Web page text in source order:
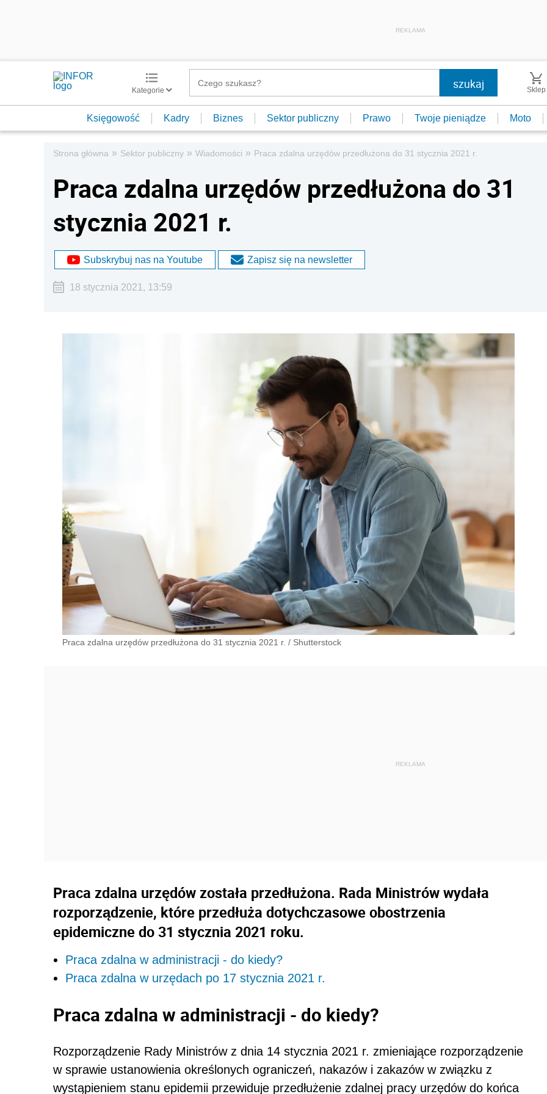
REKLAMA
Kategorie Sklep
Księgowość Kadry Biznes Sektor publiczny Prawo Twoje pieniądze Moto
Strona główna » Sektor publiczny » Wiadomości » Praca zdalna urzędów przedłużona do 31 stycznia 2021 r.
Praca zdalna urzędów przedłużona do 31
stycznia 2021 r.
Subskrybuj nas na Youtube Zapisz się na newsletter
18 stycznia 2021, 13:59
Praca zdalna urzędów przedłużona do 31 stycznia 2021 r. / Shutterstock
Praca zdalna urzędów została przedłużona. Rada Ministrów wydała
rozporządzenie, które przedłuża dotychczasowe obostrzenia
epidemiczne do 31 stycznia 2021 roku.
Praca zdalna w administracji - do kiedy?
Praca zdalna w urzędach po 17 stycznia 2021 r.
Praca zdalna w administracji - do kiedy?
Rozporządzenie Rady Ministrów z dnia 14 stycznia 2021 r. zmieniające rozporządzenie
w sprawie ustanowienia określonych ograniczeń, nakazów i zakazów w związku z
wystąpieniem stanu epidemii przewiduje przedłużenie zdalnej pracy urzędów do końca